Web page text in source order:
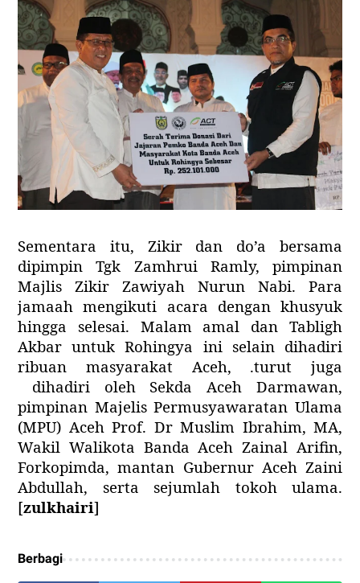
Sementara itu, Zikir dan do’a bersama
dipimpin Tgk Zamhrui Ramly, pimpinan
Majlis Zikir Zawiyah Nurun Nabi. Para
jamaah mengikuti acara dengan khusyuk
hingga selesai. Malam amal dan Tabligh
Akbar untuk Rohingya ini selain dihadiri
ribuan masyarakat Aceh, .turut
juga
dihadiri oleh Sekda Aceh Darmawan,
pimpinan Majelis Permusyawaratan Ulama
(MPU) Aceh Prof. Dr Muslim Ibrahim, MA,
Wakil Walikota Banda Aceh Zainal Arifin,
Forkopimda, mantan Gubernur Aceh Zaini
Abdullah, serta sejumlah tokoh ulama.
[zulkhairi]
Berbagi